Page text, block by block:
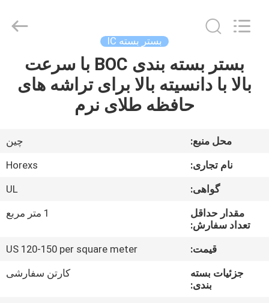
صفحه
اصلی
درباره
تور
کنترل
کیفیت
Co.,Ltd..
بستر بسته IC
بستر بسته بندی BOC با سرعت
بالا با دانسیته بالا برای تراشه های
حافظه طلای نرم
محل منبع:
چین
نام تجاری:
Horexs
گواهی:
UL
مقدار حداقل
تعداد سفارش:
1 متر مربع
قیمت:
US 120-150 per square meter
جزئیات بسته
بندی:
کارتن سفارشی